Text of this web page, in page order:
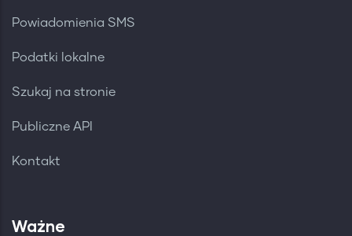
Powiadomienia SMS
Podatki lokalne
Szukaj na stronie
Publiczne API
Kontakt
Ważne